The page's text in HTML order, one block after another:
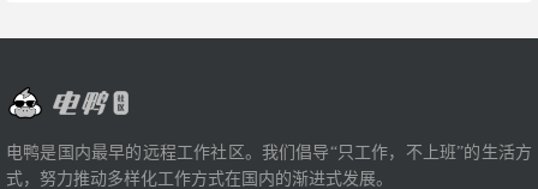
电鸭是国内最早的远程工作社区。我们倡导“只工作，不上班”的生活方
式，努力推动多样化工作方式在国内的渐进式发展。